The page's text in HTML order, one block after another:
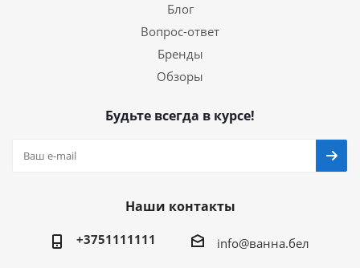
Блог
Вопрос-ответ
Бренды
Обзоры
Будьте всегда в курсе!
Наши контакты
+3751111111 info@ванна.бел